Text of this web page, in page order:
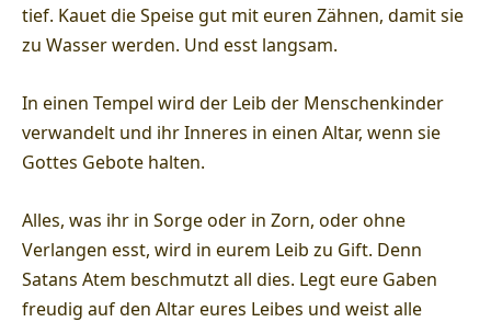
tief. Kauet die Speise gut mit euren Zähnen, damit sie
zu Wasser werden. Und esst langsam.
In einen Tempel wird der Leib der Menschenkinder
verwandelt und ihr Inneres in einen Altar, wenn sie
Gottes Gebote halten.
Alles, was ihr in Sorge oder in Zorn, oder ohne
Verlangen esst, wird in eurem Leib zu Gift. Denn
Satans Atem beschmutzt all dies. Legt eure Gaben
freudig auf den Altar eures Leibes und weist alle